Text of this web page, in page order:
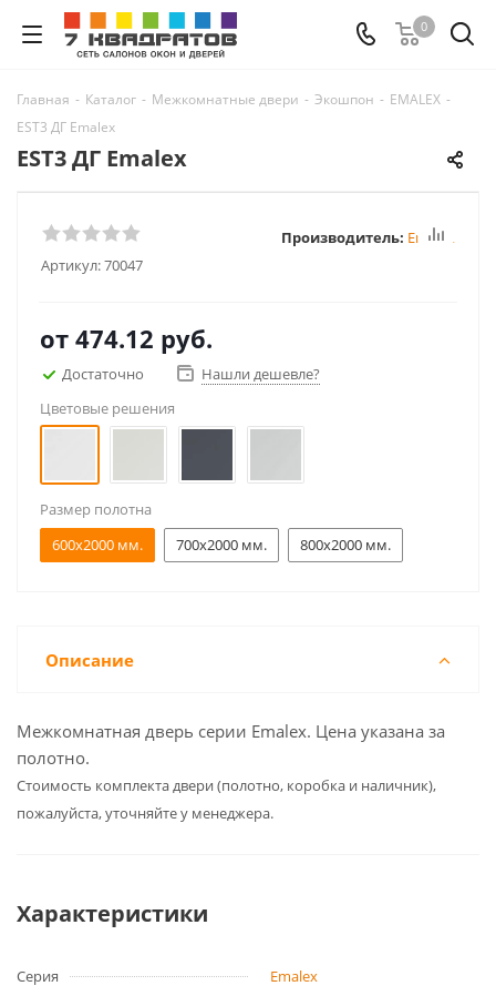
0
Главная - Каталог - Межкомнатные двери - Экошпон - EMALEX -
EST3 ДГ Emalex
EST3 ДГ Emalex
Артикул:70047
Производитель: Emalex
от 474.12 руб.
Достаточно
Нашли дешевле?
Цветовые решения
Размер полотна
600x2000 мм.
700x2000 мм. 800x2000 мм.
Описание
Межкомнатная дверь серии Emalex. Цена указана за
полотно.
Cтоимость комплекта двери (полотно, коробка и наличник),
пожалуйста, уточняйте у менеджера.
Характеристики
Серия
Emalex